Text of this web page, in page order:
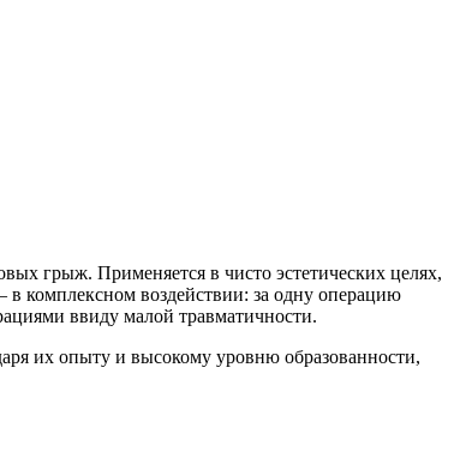
грыж. Применяется в чисто эстетических целях,
комплексном воздействии: за одну операцию
ввиду малой травматичности.
их опыту и высокому уровню образованности,